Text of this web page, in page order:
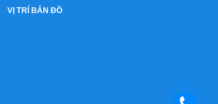
biển nền alu, chữ nổi đẹp
VỊ TRÍ BẢN ĐỒ